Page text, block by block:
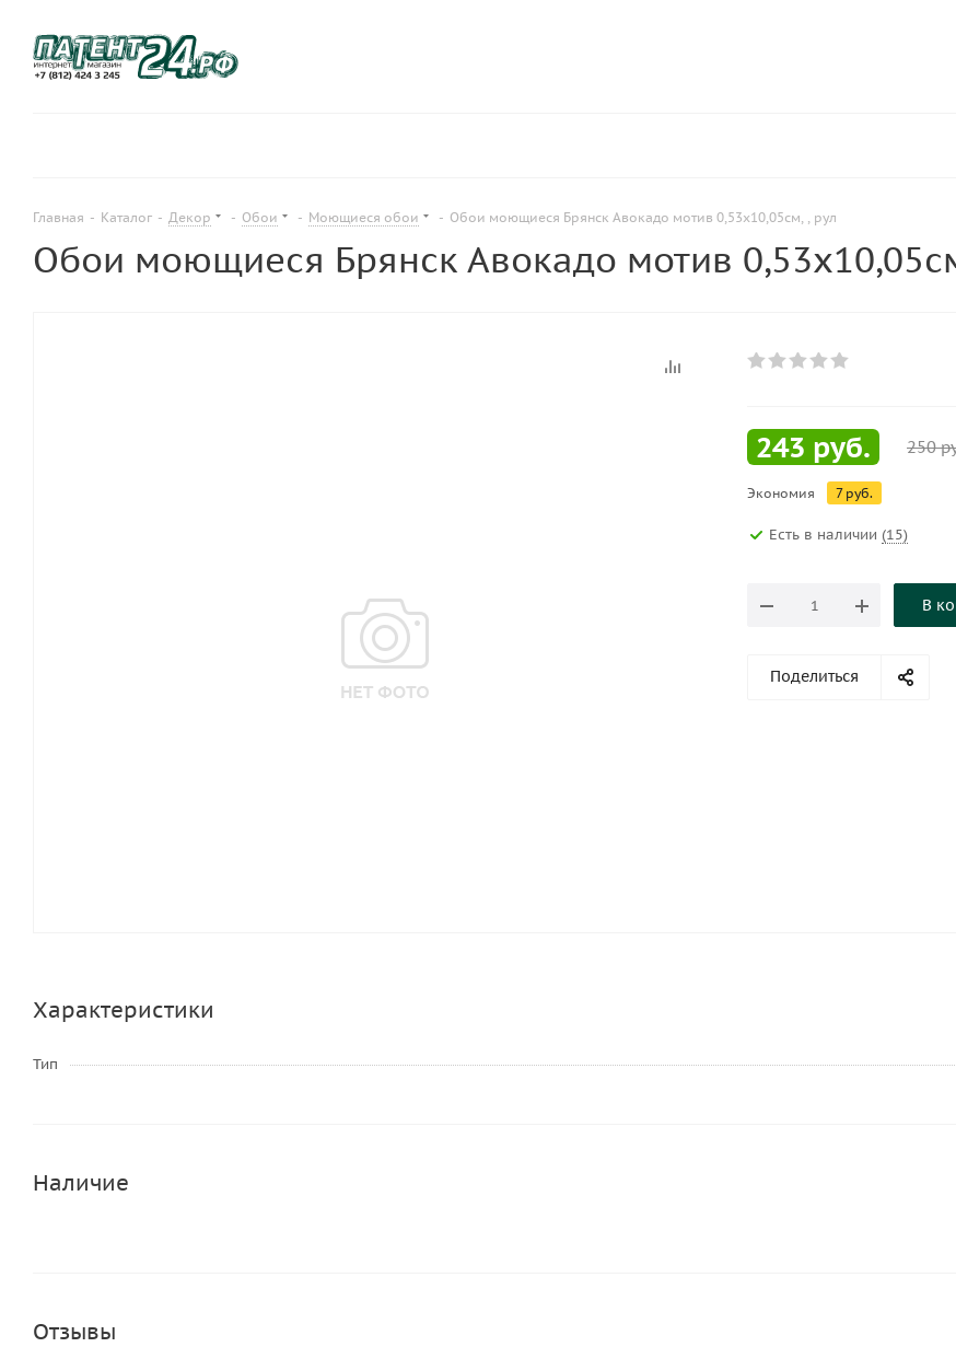
Главная - Каталог - Декор - Обои - Моющиеся обои - Обои моющиеся Брянск Авокадо мотив 0,53х10,05см, , рул
Обои моющиеся Брянск Авокадо мотив
243 руб. 250
Экономия 7руб.
Есть в наличии (15)
В
Поделиться
Характеристики
Тип
Наличие
Отзывы